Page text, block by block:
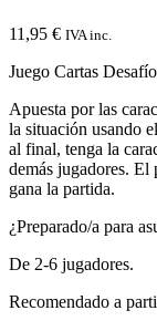
11,95 € IVA inc.
Juego Cartas
Apuesta por las
la situación usando
al final, tenga la
demás jugadores. El
gana la partida.
¿Preparado/a para
De 2-6 jugadores.
Recomendado a